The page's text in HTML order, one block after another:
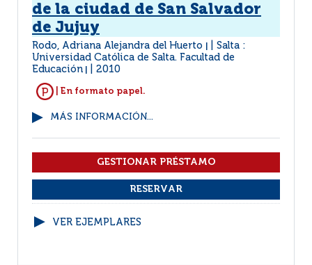
de la ciudad de San Salvador
de Jujuy
Rodo, Adriana Alejandra del Huerto
Salta :
Universidad Católica de Salta. Facultad de
Educación
2010
| En formato papel.
MÁS INFORMACIÓN...
VER EJEMPLARES